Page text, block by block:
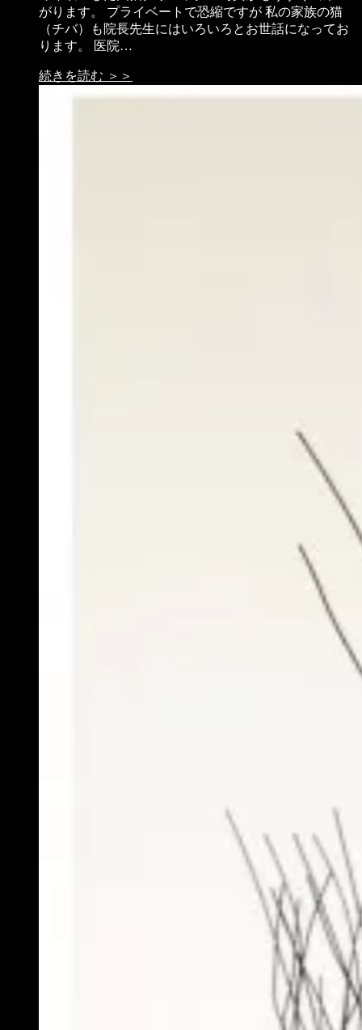
がります。 プライベートで恐縮ですが 私の家族の猫
（チバ）も院長先生にはいろいろとお世話になってお
ります。 医院…
続きを読む ＞＞